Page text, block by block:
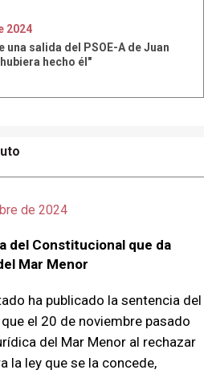
de 2024
del Constitucional que da
Mar Menor
ha publicado la sentencia del
el 20 de noviembre pasado
del Mar Menor al rechazar
la ley que se la concede,
2024
una salida del PSOE-A de Juan
hecho él"